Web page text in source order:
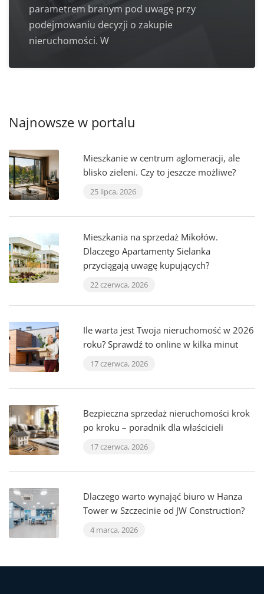
parametrem branym pod uwagę przy
podejmowaniu decyzji o zakupie
nieruchomości. W
Najnowsze w portalu
Mieszkanie w centrum aglomeracji, ale
blisko zieleni. Czy to jeszcze możliwe?
25 lipca, 2026
Mieszkania na sprzedaż Mikołów.
Dlaczego Apartamenty Sielanka
przyciągają uwagę kupujących?
22 czerwca, 2026
Ile warta jest Twoja nieruchomość w 2026
roku? Sprawdź to online w kilka minut
17 czerwca, 2026
Bezpieczna sprzedaż nieruchomości krok
po kroku – poradnik dla właścicieli
17 czerwca, 2026
Dlaczego warto wynająć biuro w Hanza
Tower w Szczecinie od JW Construction?
4 marca, 2026